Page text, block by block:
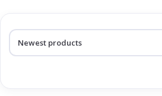
Products